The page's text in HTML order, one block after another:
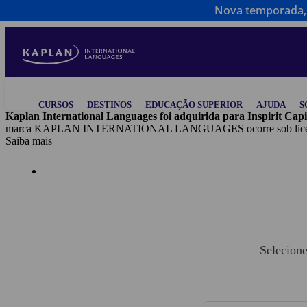
to
content
navigationCURSOS DESTINOS EDUCAÇÃO SUPERIOR AJUDA
Kaplan International Languages foi adquirida para Inspirit
marca KAPLAN INTERNATIONAL LANGUAGES ocorre sob
Saiba mais
Nova